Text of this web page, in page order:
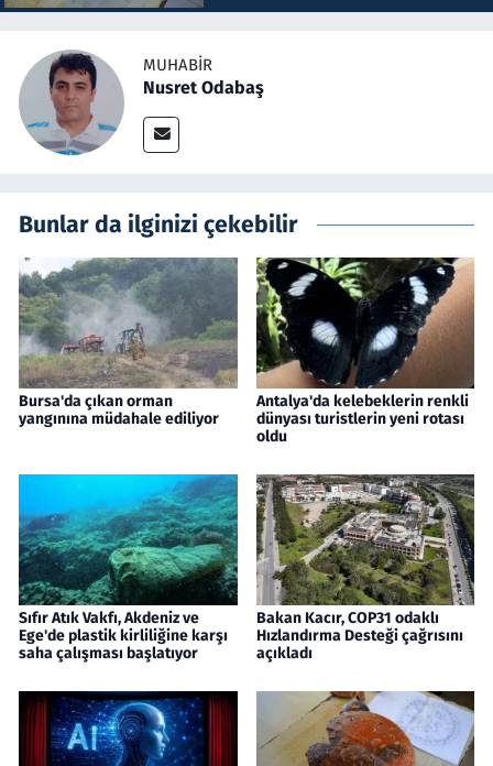
MUHABIR
Nusret Odabaş
Bunlar da ilginizi çekebilir
Bursa'da çıkan orman
yangınına müdahale ediliyor
Antalya'da kelebeklerin renkli
dünyası turistlerin yeni rotası
oldu
Sıfır Atık Vakfı, Akdeniz ve
Ege'de plastik kirliliğine karşı
saha çalışması başlatıyor
Bakan Kacır, COP31 odaklı
Hızlandırma Desteği çağrısını
açıkladı